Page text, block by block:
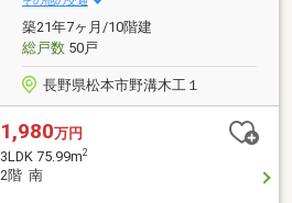
築21年7ヶ月/10階建
総戸数50戸
長野県松本市野溝木工１
1,980万円
3LDK 75.99m2
2階 南